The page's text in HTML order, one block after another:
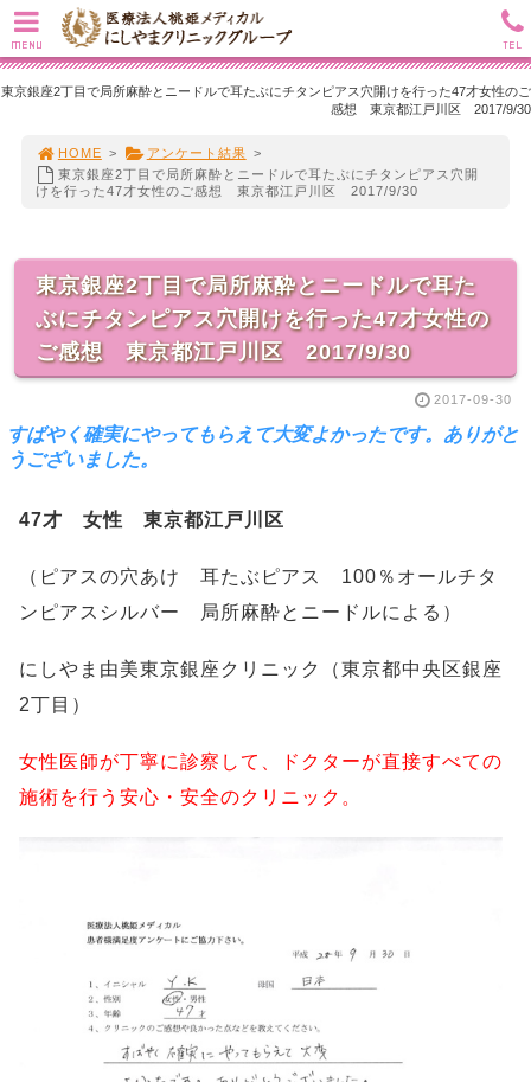
東京銀座2丁目で局所麻酔とニードルで耳たぶにチタンピアス穴開けを行った47才女性のご
感想 東京都江戸川区 2017/9/30
HOME > アンケート結果 >
東京銀座2丁目で局所麻酔とニードルで耳たぶにチタンピアス穴開
けを行った47才女性のご感想 東京都江戸川区 2017/9/30
東京銀座2丁目で局所麻酔とニードルで耳た
ぶにチタンピアス穴開けを行った47才女性の
ご感想 東京都江戸川区 2017/9/30
2017-09-30
すばやく確実にやってもらえて大変よかったです。ありがと
うございました。
47才 女性 東京都江戸川区
（ピアスの穴あけ 耳たぶピアス 100％オールチタ
ンピアスシルバー 局所麻酔とニードルによる）
にしやま由美東京銀座クリニック（東京都中央区銀座
2丁目）
女性医師が丁寧に診察して、ドクターが直接すべての
施術を行う安心・安全のクリニック。
MENU TEL